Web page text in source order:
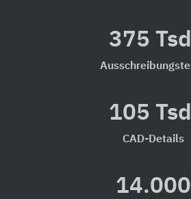
375
105
CAD-Details
14.000